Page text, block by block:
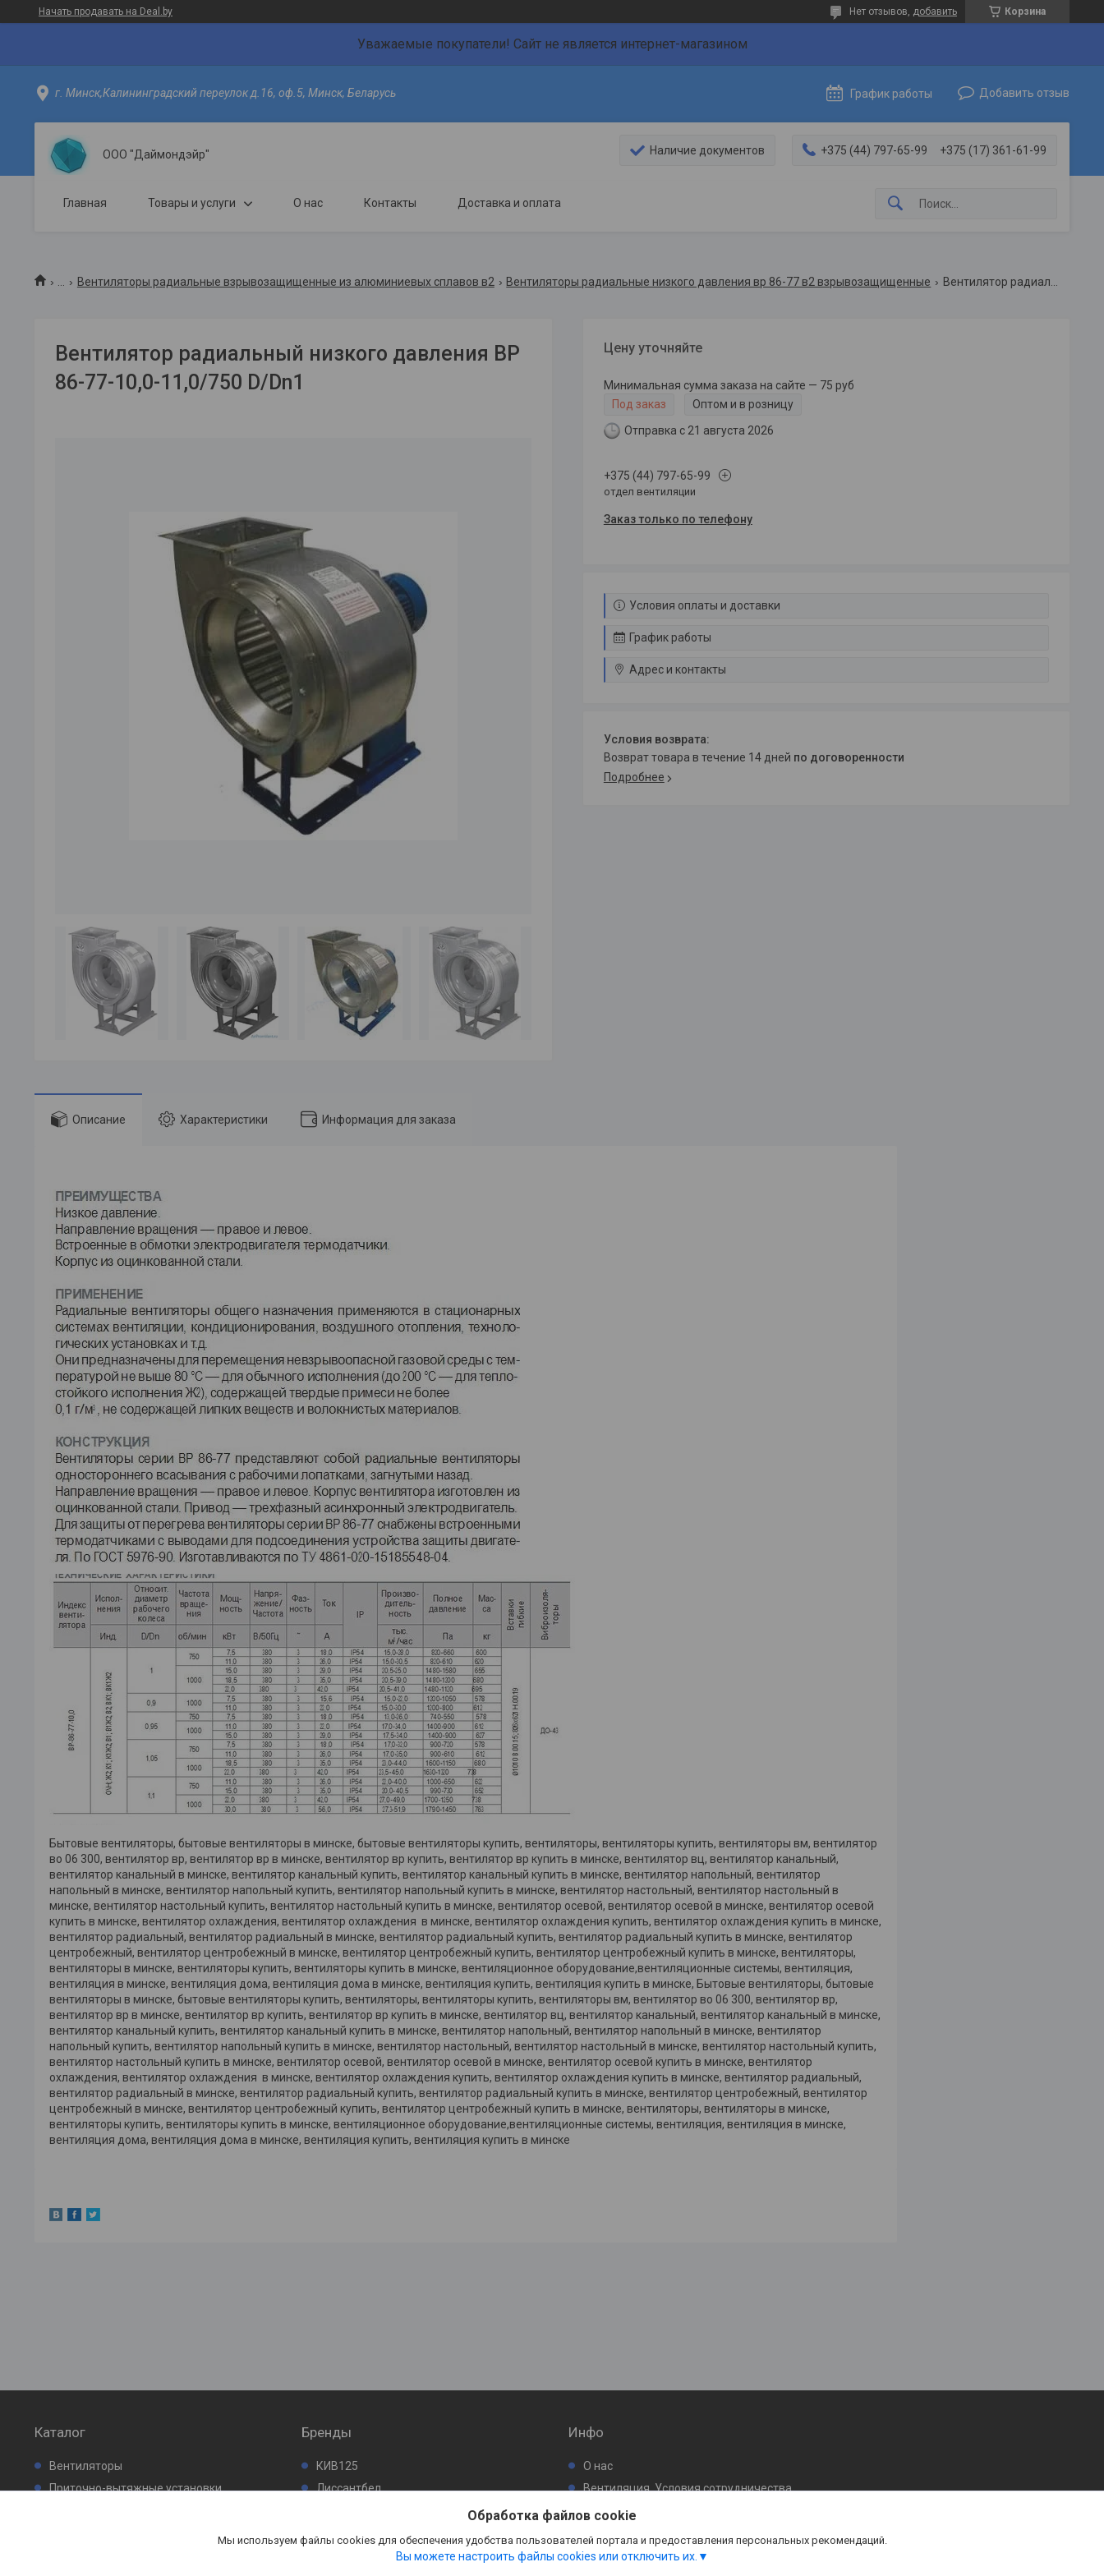
Начать продавать на Deal.by Корзина
Нет отзывов, добавить
Уважаемые покупатели! Сайт не является интернет-магазином
г. Минск,Калининградский переулок д.16, оф.5, Минск, Беларусь График работы Добавить отзыв
ООО "Даймондэйр" Наличие документов +375 (44) 797-65-99 +375 (17) 361-61-99
Главная Товары и услуги О нас Контакты Доставка и оплата
Вентиляторы радиальные взрывозащищенные из алюминиевых сплавов в2 Вентиляторы радиальные низкого давления вр 86-77 в2 взрывозащищенные
Вентилятор радиальный низкого давления ВР
86-77-10,0-11,0/750 D/Dn1
Цену уточняйте
Минимальная сумма заказа на сайте — 75 руб
Под заказ
Оптом и в розницу
Отправка с 21 августа 2026
+375 (44) 797-65-99
отдел вентиляции
Заказ только по телефону
Условия оплаты и доставки
График работы
Адрес и контакты
возврат товара в течение 14 дней по договоренности
Подробнее
Описание Характеристики Информация для заказа
Бытовые вентиляторы, бытовые вентиляторы в минске, бытовые вентиляторы купить, вентиляторы, вентиляторы купить, вентиляторы вм, вентилятор
во 06 300, вентилятор вр, вентилятор вр в минске, вентилятор вр купить, вентилятор вр купить в минске, вентилятор вц, вентилятор канальный,
вентилятор канальный в минске, вентилятор канальный купить, вентилятор канальный купить в минске, вентилятор напольный, вентилятор
напольный в минске, вентилятор напольный купить, вентилятор напольный купить в минске, вентилятор настольный, вентилятор настольный в
минске, вентилятор настольный купить, вентилятор настольный купить в минске, вентилятор осевой, вентилятор осевой в минске, вентилятор осевой
купить в минске, вентилятор охлаждения, вентилятор охлаждения в минске, вентилятор охлаждения купить, вентилятор охлаждения купить в минске,
вентилятор радиальный, вентилятор радиальный в минске, вентилятор радиальный купить, вентилятор радиальный купить в минске, вентилятор
центробежный, вентилятор центробежный в минске, вентилятор центробежный купить, вентилятор центробежный купить в минске, вентиляторы,
вентиляторы в минске, вентиляторы купить, вентиляторы купить в минске, вентиляционное оборудование,вентиляционные системы, вентиляция,
вентиляция в минске, вентиляция дома, вентиляция дома в минске, вентиляция купить, вентиляция купить в минске, Бытовые вентиляторы, бытовые
вентиляторы в минске, бытовые вентиляторы купить, вентиляторы, вентиляторы купить, вентиляторы вм, вентилятор во 06 300, вентилятор вр,
вентилятор вр в минске, вентилятор вр купить, вентилятор вр купить в минске, вентилятор вц, вентилятор канальный, вентилятор канальный в минске,
вентилятор канальный купить, вентилятор канальный купить в минске, вентилятор напольный, вентилятор напольный в минске, вентилятор
напольный купить, вентилятор напольный купить в минске, вентилятор настольный, вентилятор настольный в минске, вентилятор настольный купить,
вентилятор настольный купить в минске, вентилятор осевой, вентилятор осевой в минске, вентилятор осевой купить в минске, вентилятор
охлаждения, вентилятор охлаждения в минске, вентилятор охлаждения купить, вентилятор охлаждения купить в минске, вентилятор радиальный,
вентилятор радиальный в минске, вентилятор радиальный купить, вентилятор радиальный купить в минске, вентилятор центробежный, вентилятор
центробежный в минске, вентилятор центробежный купить, вентилятор центробежный купить в минске, вентиляторы, вентиляторы в минске,
вентиляторы купить, вентиляторы купить в минске, вентиляционное оборудование,вентиляционные системы, вентиляция, вентиляция в минске,
вентиляция дома, вентиляция дома в минске, вентиляция купить, вентиляция купить в минске
Каталог
Вентиляторы
Приточно-вытяжные установки
Бренды
КИВ125
Лиссантбел
Инфо
О нас
Вентиляция. Условия сотрудничества
Обработка файлов cookie
Мы используем файлы cookies для обеспечения удобства пользователей портала и предоставления персональных рекомендаций.
Вы можете настроить файлы cookies или отключить их.